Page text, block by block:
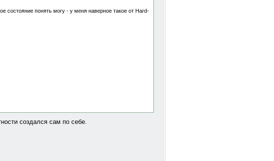
состояние понять могу - у меня наверное такое от Hard-
создался сам по себе.